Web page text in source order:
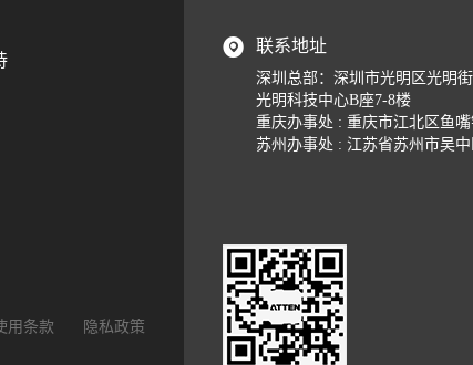
用条款 隐私政策
联系地址
深圳总部：深圳市光明区光明
光明科技中心B座7-8楼
重庆办事处 : 重庆市江北区鱼
苏州办事处 : 江苏省苏州市吴